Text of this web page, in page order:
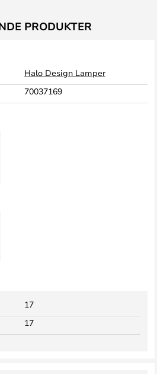
PRODUKTER
Halo Design Lamper
70037169
17
17